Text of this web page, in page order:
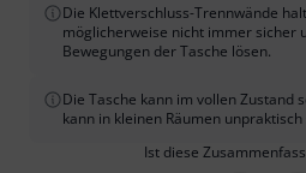
Die Klettverschluss-Trennwände
möglicherweise nicht immer sicher
Bewegungen der Tasche lösen.
Die Tasche kann im vollen Zustand
kann in kleinen Räumen unpraktisch
Ist diese